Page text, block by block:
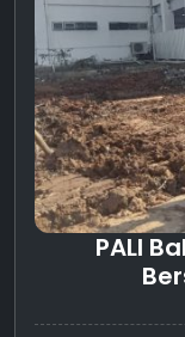
PALI